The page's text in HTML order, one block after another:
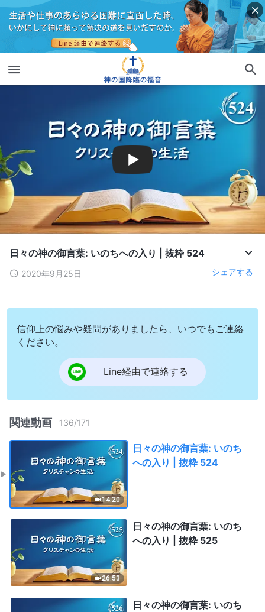
日々の神の御言葉: いのちへの入り | 抜粋 524
2020年9月25日 シェアする
信仰上の悩みや疑問がありましたら、いつでもご連絡
ください。
Line経由で連絡する
関連動画 136/171
14:20
日々の神の御言葉: いのち
への入り | 抜粋 524
26:53
日々の神の御言葉: いのち
への入り | 抜粋 525
日々の神の御言葉: いのち